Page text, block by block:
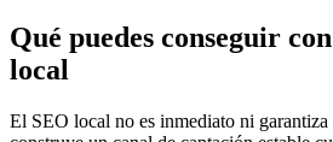
Qué puedes conseguir
local
El SEO local no es inmediato ni